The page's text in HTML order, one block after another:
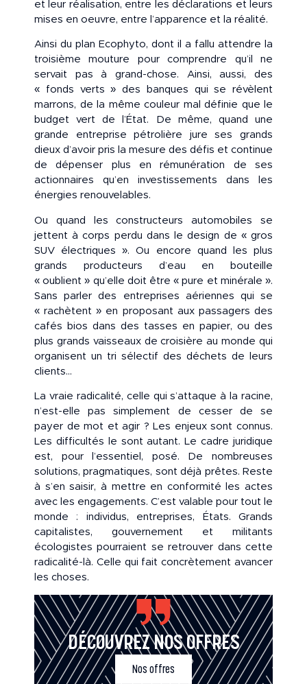
et leur réalisation, entre les déclarations et leurs
mises en oeuvre, entre l’apparence et la réalité.
Ainsi du plan Ecophyto, dont il a fallu attendre la
troisième mouture pour comprendre qu’il ne
servait pas à grand-chose. Ainsi, aussi, des
« fonds verts » des banques qui se révèlent
marrons, de la même couleur mal définie que le
budget vert de l’État. De même, quand une
grande entreprise pétrolière jure ses grands
dieux d’avoir pris la mesure des défis et continue
de dépenser plus en rémunération de ses
actionnaires qu’en investissements dans les
énergies renouvelables.
Ou quand les constructeurs automobiles se
jettent à corps perdu dans le design de « gros
SUV électriques ». Ou encore quand les plus
grands producteurs d’eau en bouteille
« oublient » qu’elle doit être « pure et minérale ».
Sans parler des entreprises aériennes qui se
« rachètent » en proposant aux passagers des
cafés bios dans des tasses en papier, ou des
plus grands vaisseaux de croisière au monde qui
organisent un tri sélectif des déchets de leurs
clients…
La vraie radicalité, celle qui s’attaque à la racine,
n’est-elle pas simplement de cesser de se
payer de mot et agir ? Les enjeux sont connus.
Les difficultés le sont autant. Le cadre juridique
est, pour l’essentiel, posé. De nombreuses
solutions, pragmatiques, sont déjà prêtes. Reste
à s’en saisir, à mettre en conformité les actes
avec les engagements. C’est valable pour tout le
monde : individus, entreprises, États. Grands
capitalistes, gouvernement et militants
écologistes pourraient se retrouver dans cette
radicalité-là. Celle qui fait concrètement avancer
les choses.
DÉCOUVREZ NOS OFFRES
Nos offres